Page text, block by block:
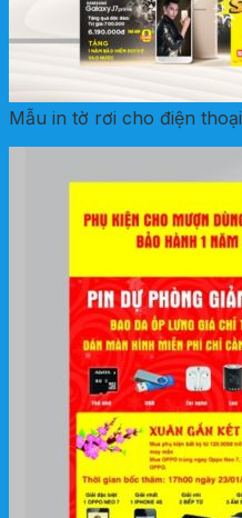
Mẫu in tờ rơi cho điện thoại